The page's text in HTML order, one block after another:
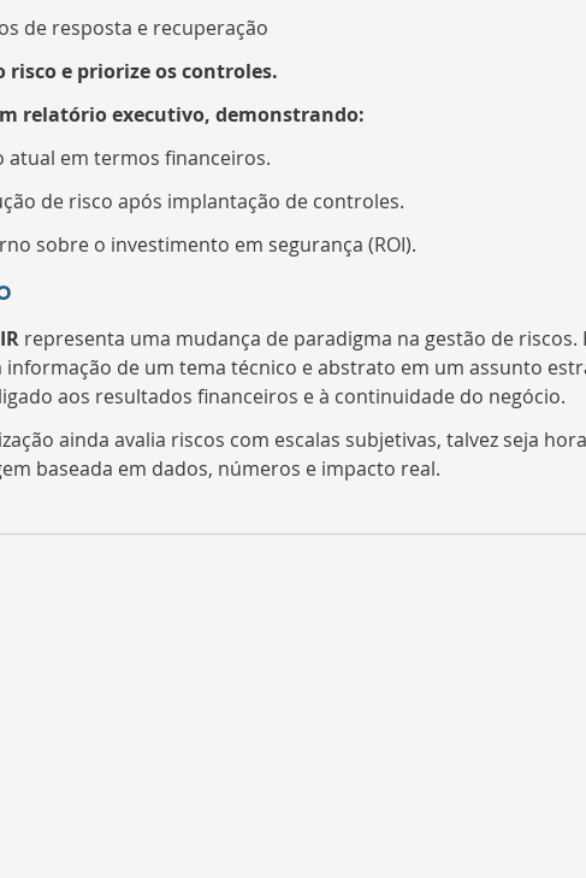
de resposta e recuperação
risco e priorize os controles.
relatório executivo, demonstrando:
atual em termos financeiros.
de risco após implantação de controles.
sobre o investimento em segurança (ROI).
representa uma mudança de paradigma na gestão de riscos.
informação de um tema técnico e abstrato em um assunto
aos resultados financeiros e à continuidade do negócio.
ainda avalia riscos com escalas subjetivas, talvez seja
baseada em dados, números e impacto real.